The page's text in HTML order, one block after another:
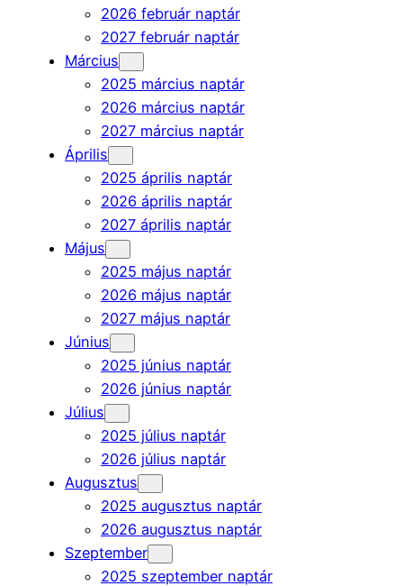
2026 február naptár
2027 február naptár
Március
2025 március naptár
2026 március naptár
2027 március naptár
Április
2025 április naptár
2026 április naptár
2027 április naptár
Május
2025 május naptár
2026 május naptár
2027 május naptár
Június
2025 június naptár
2026 június naptár
Július
2025 július naptár
2026 július naptár
Augusztus
2025 augusztus naptár
2026 augusztus naptár
Szeptember
2025 szeptember naptár